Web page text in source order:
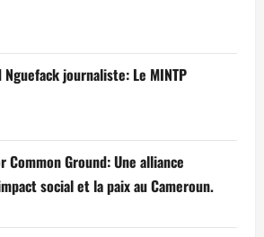
Nguefack journaliste: Le MINTP
Common Ground: Une alliance
social et la paix au Cameroun.